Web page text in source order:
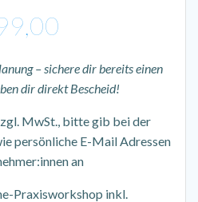
– sichere dir bereits einen
dir direkt Bescheid!
MwSt., bitte gib bei der
persönliche E-Mail Adressen
an
Praxisworkshop inkl.